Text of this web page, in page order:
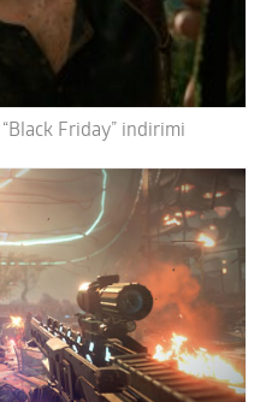
Friday” indirimi